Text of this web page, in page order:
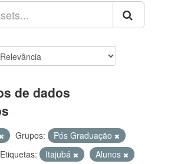
de dados
Grupos:
Pós Graduação
Etiquetas: Itajubá
Alunos